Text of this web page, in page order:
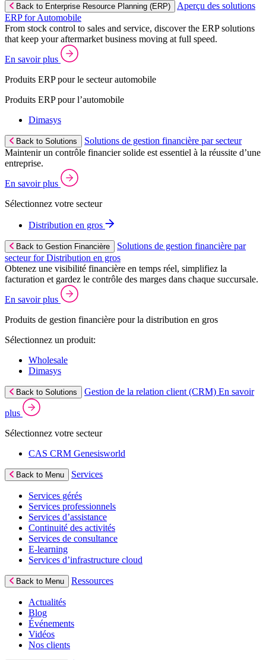
Back to Enterprise Resource Planning (ERP)
Aperçu des solutions
ERP for Automobile
From stock control to sales and service, discover the ERP solutions
that keep your aftermarket business moving at full speed.
En savoir plus
Produits ERP pour le secteur automobile
Produits ERP pour l’automobile
Dimasys
Back to Solutions
Solutions de gestion financière par secteur
Maintenir un contrôle financier solide est essentiel à la réussite d’une
entreprise.
En savoir plus
Sélectionnez votre secteur
Distribution en gros
Back to Gestion Financière
Solutions de gestion financière par
secteur for Distribution en gros
Obtenez une visibilité financière en temps réel, simplifiez la
facturation et gardez le contrôle des marges dans chaque succursale.
En savoir plus
Produits de gestion financière pour la distribution en gros
Sélectionnez un produit:
Wholesale
Dimasys
Back to Solutions Gestion de la relation client (CRM) En savoir
plus
Sélectionnez votre secteur
CAS CRM Genesisworld
Back to Menu Services
Services gérés
Services professionnels
Services d’assistance
Continuité des activités
Services de consultance
E‑learning
Services d’infrastructure cloud
Back to Menu Ressources
Actualités
Blog
Événements
Vidéos
Nos clients